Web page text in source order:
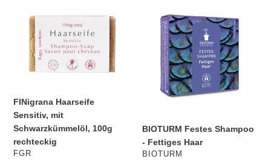
Haarseife
Sensitiv,
Schwarzkümmelöl,
100g
FINigrana Haarseife
Sensitiv, mit
Schwarzkümmelöl, 100g
rechteckig
VERKÄUFER
FGR
Festes
Shampoo
Fettiges
Haar
BIOTURM Festes Shampoo
- Fettiges Haar
VERKÄUFER
BIOTURM